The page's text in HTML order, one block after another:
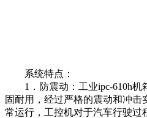
系统特点：
1．防震动：工业ipc-610h机
固耐用，经过严格的震动和冲
常运行，工控机对于汽车行驶过